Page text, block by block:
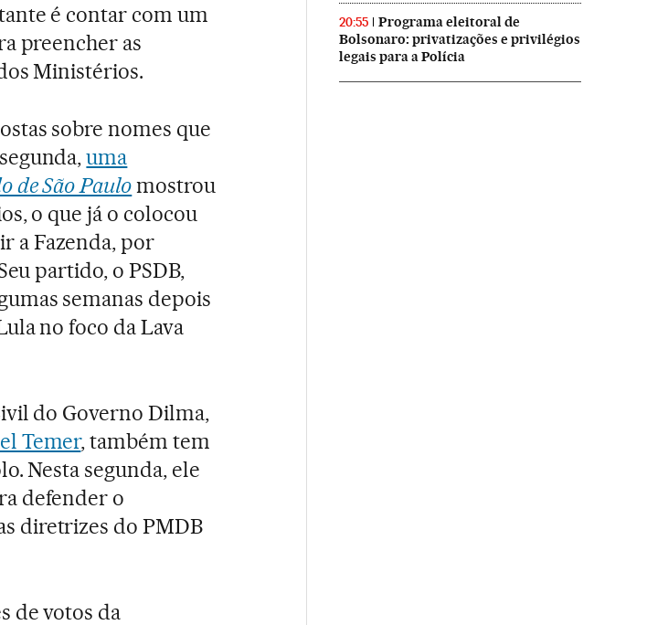
é contar com um
preencher as
Ministérios.
sobre nomes que
uma
de São Paulomostrou
o que já o colocou
a Fazenda, por
partido, o PSDB,
semanas depois
no foco da Lava
do Governo Dilma,
Temer, também tem
Nesta segunda, ele
defender o
diretrizes do PMDB
de votos da
20:55
Programa eleitoral de
Bolsonaro: privatizações e privilégios
legais para a Polícia